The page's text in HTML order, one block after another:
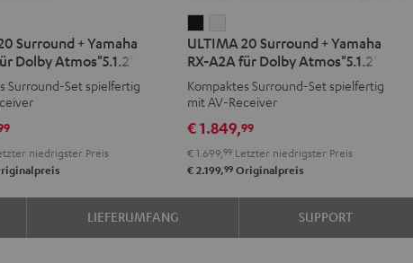
Surround + Yamaha
Dolby Atmos"5.1.2"
Surround-Set spielfertig
niedrigster Preis
20
Surround
+
Yamaha
RX-
A2A
für
Dolby
Schwarz
20
Surround
+
Yamaha
RX-
A2A
für
Dolby
Weiß
ULTIMA 20 Surround + Yamaha
RX-A2A für Dolby Atmos"5.1.2"
Kompaktes Surround-Set spielfertig
mit AV-Receiver
€ 1.849,99
€ 1.699,99 Letzter niedrigster Preis
€ 2.199,99 Originalpreis
LIEFERUMFANG SUPPORT